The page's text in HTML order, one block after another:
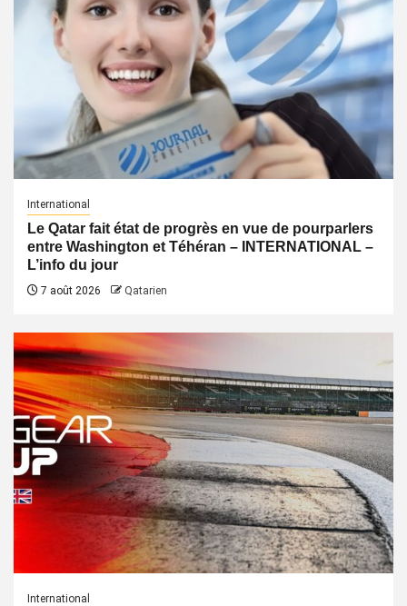
International
Le Qatar fait état de progrès en vue de pourparlers
entre Washington et Téhéran – INTERNATIONAL –
L’info du jour
7 août 2026 Qatarien
International